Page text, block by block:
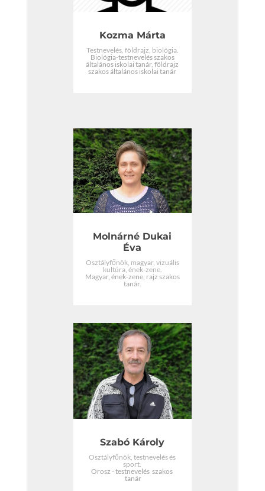
Kozma Márta
Testnevelés, földrajz, biológia.
Biológia-testnevelés szakos
általános iskolai tanár, földrajz
szakos általános iskolai tanár
Molnárné Dukai
Éva
Osztályfőnök, magyar, vizuális
kultúra, ének-zene.
Magyar, ének-zene, rajz szakos
tanár.
Szabó Károly
Osztályfőnök, testnevelés és
sport.
Orosz - testnevelés szakos
tanár